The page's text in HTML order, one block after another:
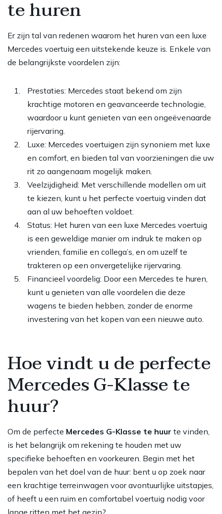
te huren
Er zijn tal van redenen waarom het huren van een luxe
Mercedes voertuig een uitstekende keuze is. Enkele van
de belangrijkste voordelen zijn:
Prestaties: Mercedes staat bekend om zijn
krachtige motoren en geavanceerde technologie,
waardoor u kunt genieten van een ongeëvenaarde
rijervaring.
Luxe: Mercedes voertuigen zijn synoniem met luxe
en comfort, en bieden tal van voorzieningen die uw
rit zo aangenaam mogelijk maken.
Veelzijdigheid: Met verschillende modellen om uit
te kiezen, kunt u het perfecte voertuig vinden dat
aan al uw behoeften voldoet.
Status: Het huren van een luxe Mercedes voertuig
is een geweldige manier om indruk te maken op
vrienden, familie en collega’s, en om uzelf te
trakteren op een onvergetelijke rijervaring.
Financieel voordelig: Door een Mercedes te huren,
kunt u genieten van alle voordelen die deze
wagens te bieden hebben, zonder de enorme
investering van het kopen van een nieuwe auto.
Hoe vindt u de perfecte
Mercedes G-Klasse te
huur?
Om de perfecte Mercedes G-Klasse te huur te vinden,
is het belangrijk om rekening te houden met uw
specifieke behoeften en voorkeuren. Begin met het
bepalen van het doel van de huur: bent u op zoek naar
een krachtige terreinwagen voor avontuurlijke uitstapjes,
of heeft u een ruim en comfortabel voertuig nodig voor
lange ritten met het gezin?